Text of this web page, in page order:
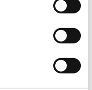
prepararse